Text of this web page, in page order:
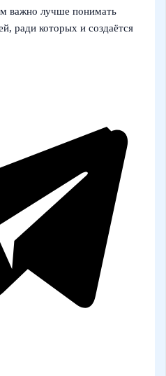
важно лучше понимать
ради которых и создаётся